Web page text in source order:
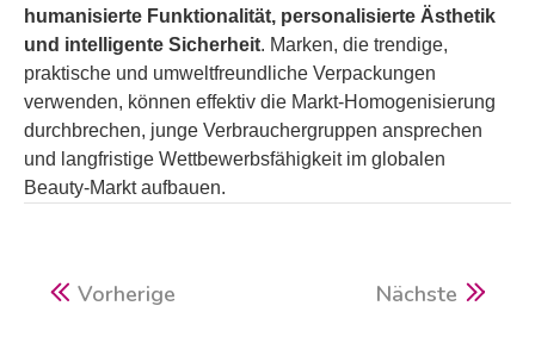
humanisierte Funktionalität, personalisierte Ästhetik
und intelligente Sicherheit. Marken, die trendige,
praktische und umweltfreundliche Verpackungen
verwenden, können effektiv die Markt-Homogenisierung
durchbrechen, junge Verbrauchergruppen ansprechen
und langfristige Wettbewerbsfähigkeit im globalen
Beauty-Markt aufbauen.
Vorherige Nächste